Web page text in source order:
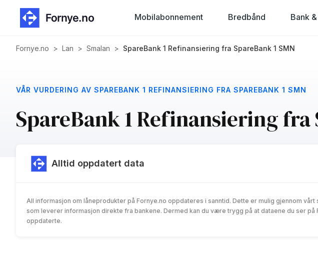
Mobilabonnement Bredbånd Bank
Fornye.no > Lan > Smalan > SpareBank 1 Refinansiering fra SpareBank 1 SMN
VÅR VURDERING AV SPAREBANK 1 REFINANSIERING FRA SPAREBANK 1 SMN
SpareBank 1 Refinansiering fra
Alltid oppdatert data
All informasjon om låneprodukter på Fornye.no oppdateres i sanntid. Dette er mulig gjennom vårt
som leverer informasjon direkte fra bankene. Dermed kan du være trygg på at dataene du ser
oppdaterte.